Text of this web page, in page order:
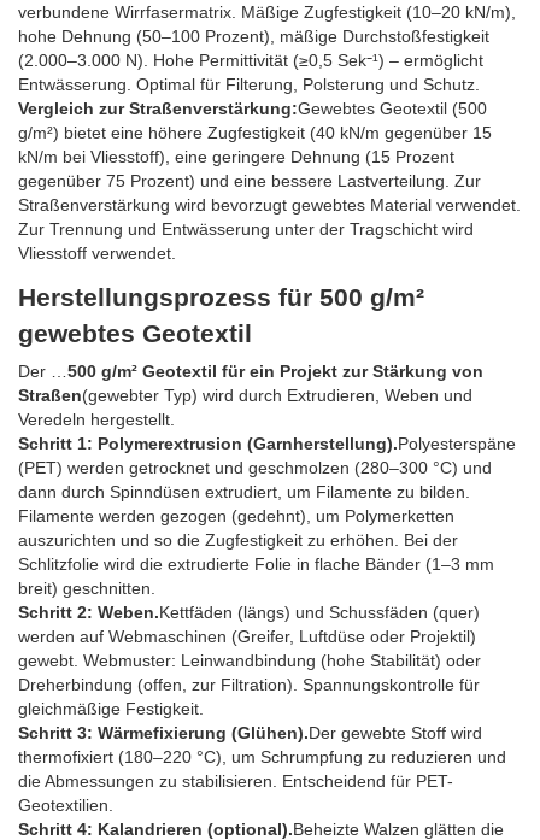
verbundene Wirrfasermatrix. Mäßige Zugfestigkeit (10–20 kN/m),
hohe Dehnung (50–100 Prozent), mäßige Durchstoßfestigkeit
(2.000–3.000 N). Hohe Permittivität (≥0,5 Sek⁻¹) – ermöglicht
Entwässerung. Optimal für Filterung, Polsterung und Schutz.
Vergleich zur Straßenverstärkung:Gewebtes Geotextil (500
g/m²) bietet eine höhere Zugfestigkeit (40 kN/m gegenüber 15
kN/m bei Vliesstoff), eine geringere Dehnung (15 Prozent
gegenüber 75 Prozent) und eine bessere Lastverteilung. Zur
Straßenverstärkung wird bevorzugt gewebtes Material verwendet.
Zur Trennung und Entwässerung unter der Tragschicht wird
Vliesstoff verwendet.
Herstellungsprozess für 500 g/m²
gewebtes Geotextil
Der … 500 g/m² Geotextil für ein Projekt zur Stärkung von
Straßen(gewebter Typ) wird durch Extrudieren, Weben und
Veredeln hergestellt.
Schritt 1: Polymerextrusion (Garnherstellung).Polyesterspäne
(PET) werden getrocknet und geschmolzen (280–300 °C) und
dann durch Spinndüsen extrudiert, um Filamente zu bilden.
Filamente werden gezogen (gedehnt), um Polymerketten
auszurichten und so die Zugfestigkeit zu erhöhen. Bei der
Schlitzfolie wird die extrudierte Folie in flache Bänder (1–3 mm
breit) geschnitten.
Schritt 2: Weben.Kettfäden (längs) und Schussfäden (quer)
werden auf Webmaschinen (Greifer, Luftdüse oder Projektil)
gewebt. Webmuster: Leinwandbindung (hohe Stabilität) oder
Dreherbindung (offen, zur Filtration). Spannungskontrolle für
gleichmäßige Festigkeit.
Schritt 3: Wärmefixierung (Glühen).Der gewebte Stoff wird
thermofixiert (180–220 °C), um Schrumpfung zu reduzieren und
die Abmessungen zu stabilisieren. Entscheidend für PET-
Geotextilien.
Schritt 4: Kalandrieren (optional).Beheizte Walzen glätten die